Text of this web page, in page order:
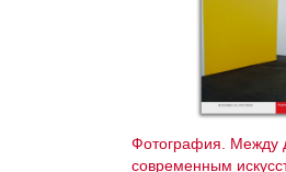
Фотография. Между
современным